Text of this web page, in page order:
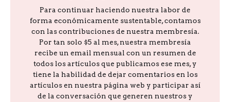
Para continuar haciendo nuestra labor de
forma económicamente sustentable, contamos
con las contribuciones de nuestra membresía.
Por tan solo $5 al mes, nuestra membresía
recibe un email mensual con un resumen de
todos los artículos que publicamos ese mes, y
tiene la habilidad de dejar comentarios en los
artículos en nuestra página web y participar así
de la conversación que generen nuestros y